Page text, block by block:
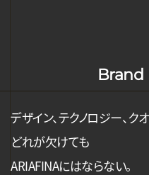
Brand
デザイン、テクノロジー、クオ
どれが欠けても
ARIAFINAにはならない。